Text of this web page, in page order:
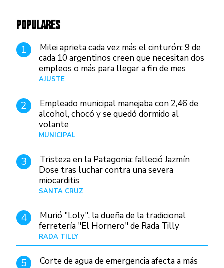
POPULARES
1
Milei aprieta cada vez más el cinturón: 9 de
cada 10 argentinos creen que necesitan dos
empleos o más para llegar a fin de mes
AJUSTE
2
Empleado municipal manejaba con 2,46 de
alcohol, chocó y se quedó dormido al
volante
MUNICIPAL
3
Tristeza en la Patagonia: falleció Jazmín
Dose tras luchar contra una severa
miocarditis
SANTA CRUZ
4
Murió "Loly", la dueña de la tradicional
ferretería "El Hornero" de Rada Tilly
RADA TILLY
5
Corte de agua de emergencia afecta a más